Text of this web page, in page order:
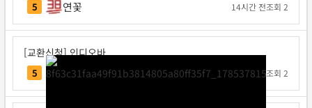
5 연꽃 14시간 전조회 2
[교환신청] 인디오바
5 인디오바 1일 전조회 2